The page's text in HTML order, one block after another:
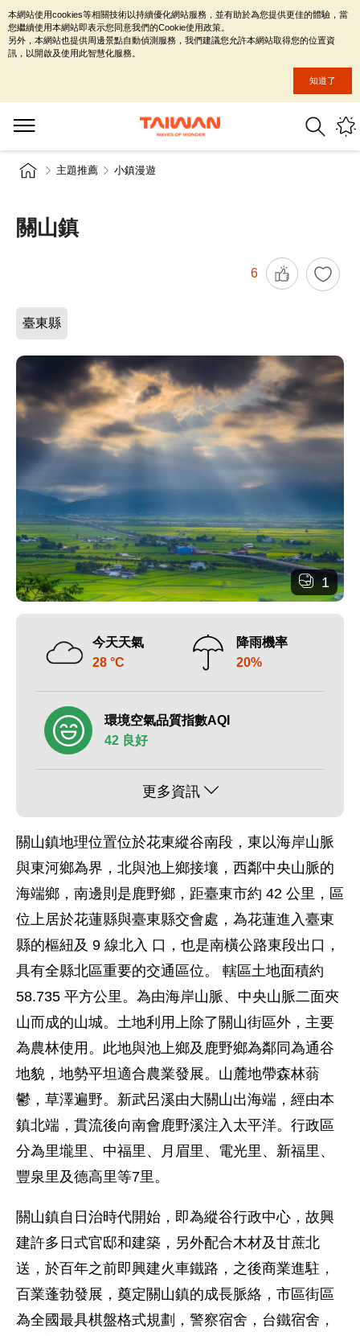
主題推薦 小鎮漫遊
關山鎮
6
臺東縣
1
今天天氣
28 °C
降雨機率
20%
環境空氣品質指數AQI
42 良好
更多資訊
關山鎮地理位置位於花東縱谷南段，東以海岸山脈
與東河鄉為界，北與池上鄉接壤，西鄰中央山脈的
海端鄉，南邊則是鹿野鄉，距臺東市約 42 公里，區
位上居於花蓮縣與臺東縣交會處，為花蓮進入臺東
縣的樞紐及 9 線北入 口，也是南橫公路東段出口，
具有全縣北區重要的交通區位。 轄區土地面積約
58.735 平方公里。為由海岸山脈、中央山脈二面夾
山而成的山城。土地利用上除了關山街區外，主要
為農林使用。此地與池上鄉及鹿野鄉為鄰同為通谷
地貌，地勢平坦適合農業發展。山麓地帶森林蓊
鬱，草澤遍野。新武呂溪由大關山出海端，經由本
鎮北端，貫流後向南會鹿野溪注入太平洋。行政區
分為里壠里、中福里、月眉里、電光里、新福里、
豐泉里及德高里等7里。
關山鎮自日治時代開始，即為縱谷行政中心，故興
建許多日式官邸和建築，另外配合木材及甘蔗北
送，於百年之前即興建火車鐵路，之後商業進駐，
百業蓬勃發展，奠定關山鎮的成長脈絡，市區街區
為全國最具棋盤格式規劃，警察宿舍，台鐵宿舍，
本網站使用cookies等相關技術以持續優化網站服務，並有助於為您提供更佳的體驗，當
您繼續使用本網站即表示您同意我們的Cookie使用政策。
另外，本網站也提供周邊景點自動偵測服務，我們建議您允許本網站取得您的位置資
訊，以開啟及使用此智慧化服務。
知道了